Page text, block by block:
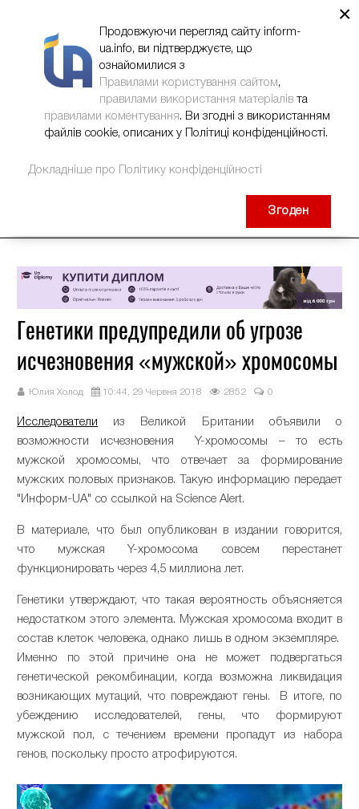
Генетики предупредили об угрозе
исчезновения «мужской» хромосомы
Юлия Холод 10:44, 29 Червня 2018 2852 0
Исследователи из Великой Британии объявили о
возможности исчезновения Y-хромосомы – то есть
мужской хромосомы, что отвечает за формирование
мужских половых признаков. Такую информацию передает
"Информ-UA" со ссылкой на Science Alert.
В материале, что был опубликован в издании говорится,
что мужская Y-хромосома совсем перестанет
функционировать через 4,5 миллиона лет.
Генетики утверждают, что такая вероятность объясняется
недостатком этого элемента. Мужская хромосома входит в
состав клеток человека, однако лишь в одном экземпляре.
Именно по этой причине она не может подвергаться
генетической рекомбинации, когда возможна ликвидация
возникающих мутаций, что повреждают гены. В итоге, по
убеждению исследователей, гены, что формируют
мужской пол, с течением времени пропадут из набора
генов, поскольку просто атрофируются.
×
Продовжуючи перегляд сайту inform-
ua.info, ви підтверджуєте, що
ознайомилися з
Правилами користування сайтом,
правилами використання матеріалів та
правилами коментування. Ви згодні з використанням
файлів cookie, описаних у Політиці конфіденційності.
Докладніше про Політику конфіденційності
Згоден